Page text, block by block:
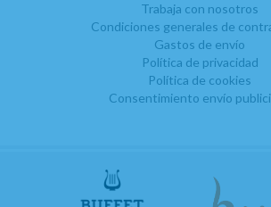
Trabaja con nosotros
Condiciones generales de
Gastos de envío
Política de privacidad
Política de cookies
Consentimiento envío